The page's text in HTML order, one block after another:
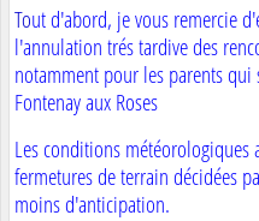
Tout d'abord, je vous remercie
l'annulation trés tardive des
notamment pour les parents
Fontenay aux Roses
Les conditions météorologiques
fermetures de terrain décidées
moins d'anticipation.